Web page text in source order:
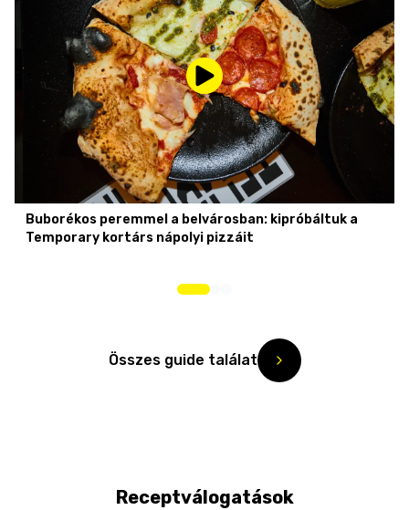
Buborékos peremmel a belvárosban: kipróbáltuk a
Temporary kortárs nápolyi pizzáit
Összes guide találat
Receptválogatások